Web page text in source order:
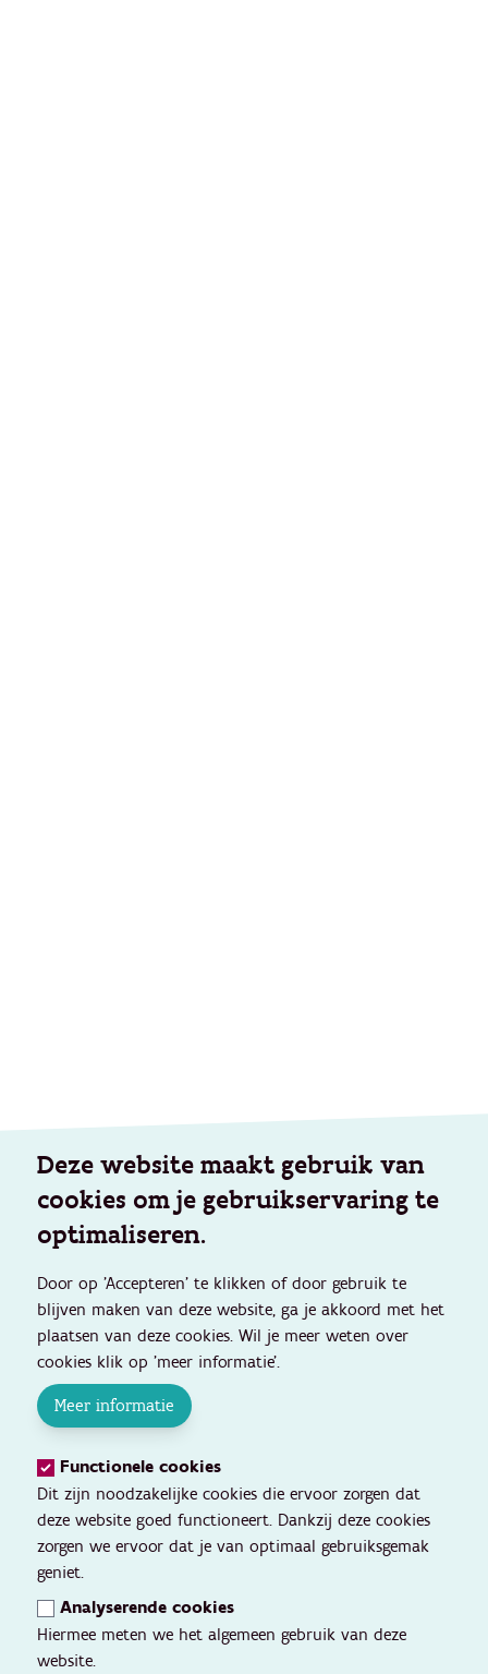
Deze website maakt gebruik van
cookies om je gebruikservaring te
optimaliseren.
Door op 'Accepteren' te klikken of door gebruik te
blijven maken van deze website, ga je akkoord met het
plaatsen van deze cookies. Wil je meer weten over
cookies klik op 'meer informatie'.
Meer informatie
Functionele cookies
Dit zijn noodzakelijke cookies die ervoor zorgen dat
deze website goed functioneert. Dankzij deze cookies
zorgen we ervoor dat je van optimaal gebruiksgemak
geniet.
Analyserende cookies
Hiermee meten we het algemeen gebruik van deze
website.